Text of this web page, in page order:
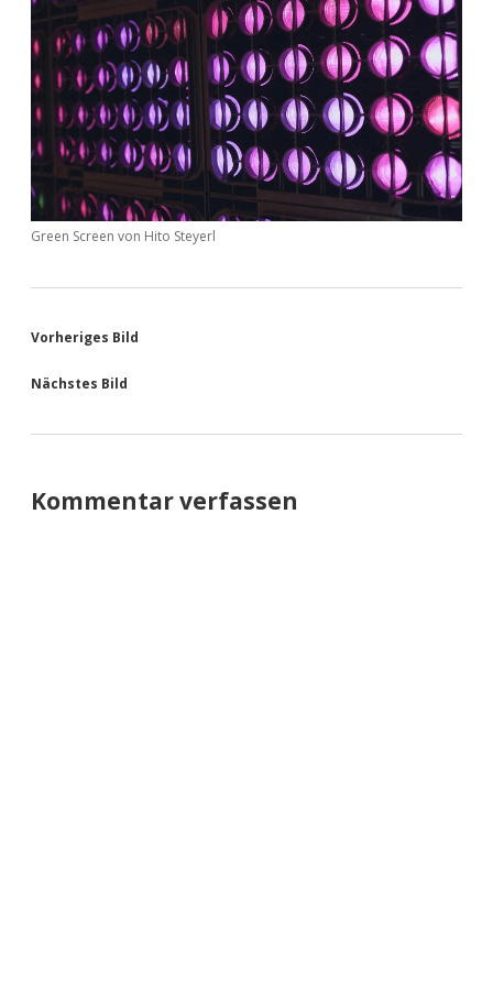
Green Screen von Hito Steyerl
Vorheriges Bild
Nächstes Bild
Kommentar verfassen